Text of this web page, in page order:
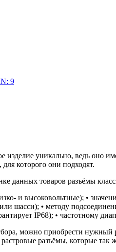
9
уникально, ведь оно
которого они подходят.
данных товаров разъёмы
и высоковольтные); •
шасси); • методу
IP68); • частотному
можно приобрести
разъёмы, которые